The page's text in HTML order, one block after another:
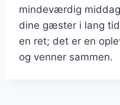
mindeværdig
dine gæster i lang
en ret; det er en
og venner sammen.